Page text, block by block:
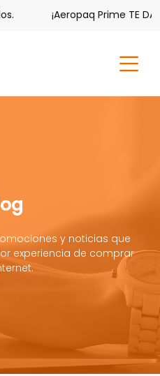
¡Aeropaq Prime TE DA
y noticias que
experiencia de comprar